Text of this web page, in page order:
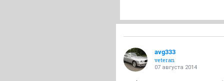
avg333
veteran
07 августа 2014